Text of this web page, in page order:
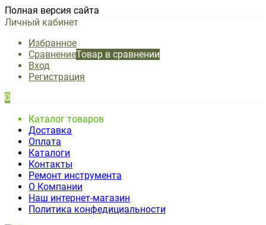
Полная версия сайта
Личный кабинет
Избранное
СравнениеТовар в сравнении
Вход
Регистрация
0
Каталог товаров
Доставка
Оплата
Каталоги
Контакты
Ремонт инструмента
О Компании
Наш интернет-магазин
Политика конфедициальности